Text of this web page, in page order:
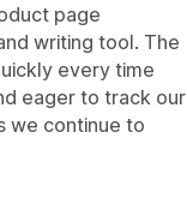
page
writing tool. The
every time
eager to track our
we continue to